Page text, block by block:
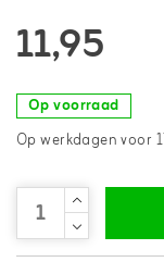
11,95
Op voorraad
Op werkdagen voor